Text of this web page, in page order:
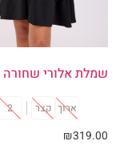
שמלת אלורי שחורה
ארוך קצר 2
₪319.00